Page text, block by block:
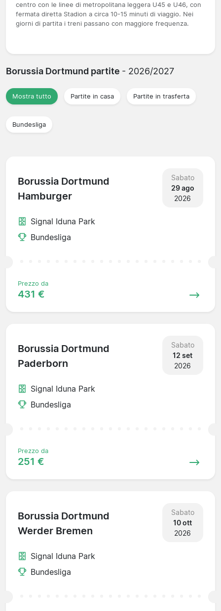
centro con le linee di metropolitana leggera U45 e U46, con
fermata diretta Stadion a circa 10-15 minuti di viaggio. Nei
giorni di partita i treni passano con maggiore frequenza.
Borussia Dortmund partite - 2026/2027
Mostra tutto Partite in casa Partite in trasferta
Bundesliga
Borussia Dortmund
Hamburger
Sabato
29 ago
2026
Signal Iduna Park
Bundesliga
Prezzo da
431 €
Borussia Dortmund
Paderborn
Sabato
12 set
2026
Signal Iduna Park
Bundesliga
Prezzo da
251 €
Borussia Dortmund
Werder Bremen
Sabato
10 ott
2026
Signal Iduna Park
Bundesliga